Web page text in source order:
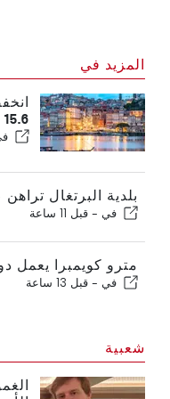
المزيد في
15.6 في المائة في النصف الأول
بلدية البرتغال
في - قبل 11 ساعة
مترو كويمبرا يعمل
في - قبل 13 ساعة
شعبية